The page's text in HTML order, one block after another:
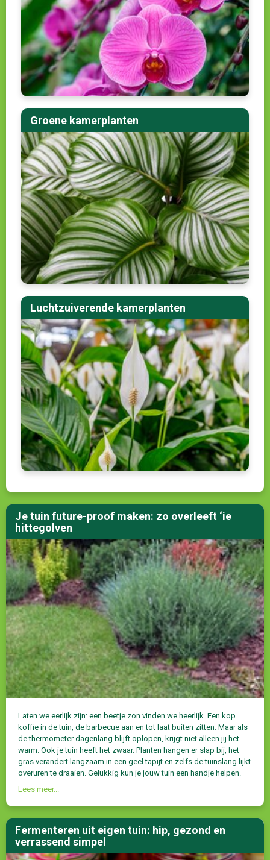
Groene kamerplanten
Luchtzuiverende kamerplanten
Je tuin future-proof maken: zo overleeft ‘ie
hittegolven
Laten we eerlijk zijn: een beetje zon vinden we heerlijk. Een kop
koffie in de tuin, de barbecue aan en tot laat buiten zitten. Maar als
de thermometer dagenlang blijft oplopen, krijgt niet alleen jij het
warm. Ook je tuin heeft het zwaar. Planten hangen er slap bij, het
gras verandert langzaam in een geel tapijt en zelfs de tuinslang lijkt
overuren te draaien. Gelukkig kun je jouw tuin een handje helpen.
Lees meer...
Fermenteren uit eigen tuin: hip, gezond en
verrassend simpel